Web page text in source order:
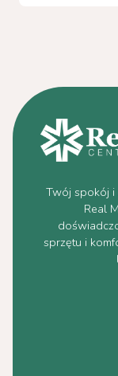
Twój spokój i
Real
sprzętu i